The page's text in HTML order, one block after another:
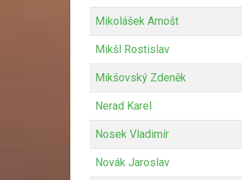
Mikolášek Arnošt
Mikšl Rostislav
Mikšovský Zdeněk
Nerad Karel
Nosek Vladimír
Novák Jaroslav